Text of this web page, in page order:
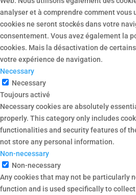
analyser et à comprendre comment vous
cookies ne seront stockés dans votre
consentement. Vous avez également la
cookies. Mais la désactivation de
votre expérience de navigation.
Necessary
Necessary
Toujours activé
Necessary cookies are absolutely
properly. This category only includes
functionalities and security features of
not store any personal information.
Non-necessary
Non-necessary
Any cookies that may not be particularly
function and is used specifically to